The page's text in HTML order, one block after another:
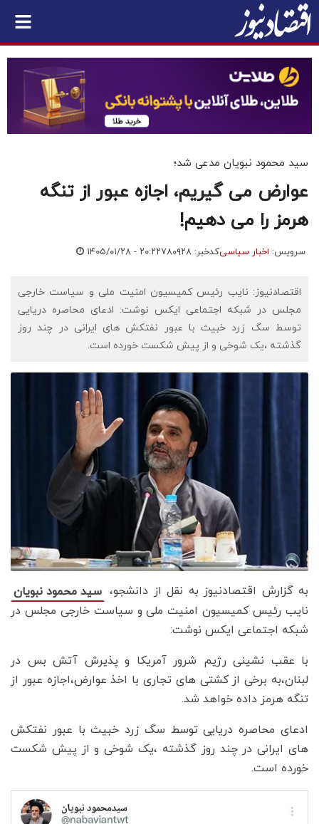
سید محمود نبویان مدعی شد؛
عوارض می گیریم، اجازه عبور از تنگه
هرمز را می دهیم!
سرویس: اخبار سیاسیکدخبر: ۷۸۰۹۲۸ ۱۴۰۵/۰۱/۲۸ - ۲۰:۲۲
اقتصادنیوز: نایب رئیس کمیسیون امنیت ملی و سیاست خارجی
مجلس در شبکه اجتماعی ایکس نوشت: ادعای محاصره دریایی
توسط سگ زرد خبیث با عبور نفتکش های ایرانی در چند روز
گذشته ،یک شوخی و از پیش شکست خورده است.
به گزارش اقتصادنیوز به نقل از دانشجو، سید محمود نبویان
نایب رئیس کمیسیون امنیت ملی و سیاست خارجی مجلس در
شبکه اجتماعی ایکس نوشت:
با عقب نشینی رژیم شرور آمریکا و پذیرش آتش بس در
لبنان،به برخی از کشتی های تجاری با اخذ عوارض،اجازه عبور از
تنگه هرمز داده خواهد شد.
ادعای محاصره دریایی توسط سگ زرد خبیث با عبور نفتکش
های ایرانی در چند روز گذشته ،یک شوخی و از پیش شکست
خورده است.